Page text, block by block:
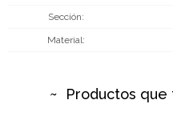
Sección
Material
Productos